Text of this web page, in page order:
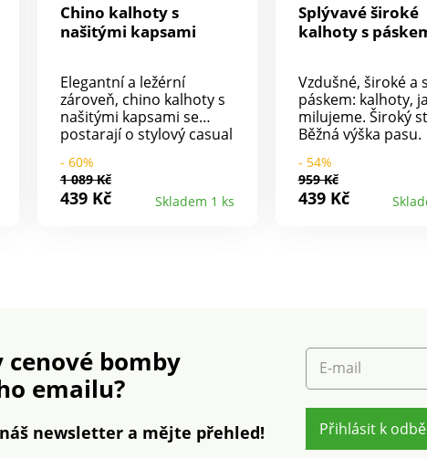
Chino kalhoty s
našitými kapsami
Elegantní a ležérní
zároveň, chino kalhoty s
našitými kapsami se
postarají o stylový casual
střih. Běžná výška pasu.
Vsazený tvarovaný pas s
pruženkou vzadu na
- 60%
1 089 Kč
439 Kč Skladem 1 ks
Splývavé široké
kalhoty s
Vzdušné, široké a s
páskem: kalhoty,
milujeme. Široký
Běžná výška pasu.
odnímatelný pásek
zavázání. Vpředu
pas, vzadu
- 54%
959 Kč
439 Kč
cenové bomby
emailu?
newsletter a mějte přehled!
E-mail
Přihlásit k